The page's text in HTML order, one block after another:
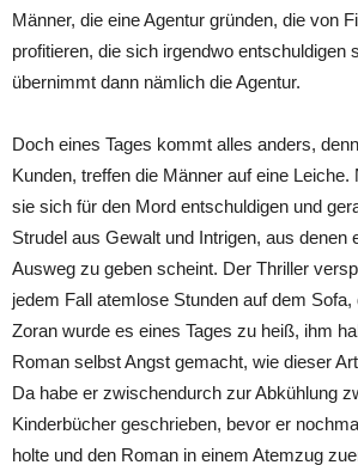
Männer, die eine Agentur gründen, die von
profitieren, die sich irgendwo entschuldigen
übernimmt dann nämlich die Agentur.
Doch eines Tages kommt alles anders,
Kunden, treffen die Männer auf eine Leiche.
sie sich für den Mord entschuldigen und
Strudel aus Gewalt und Intrigen, aus denen
Ausweg zu geben scheint. Der Thriller
jedem Fall atemlose Stunden auf dem Sofa,
Zoran wurde es eines Tages zu heiß, ihm
Roman selbst Angst gemacht, wie dieser
Da habe er zwischendurch zur Abkühlung
Kinderbücher geschrieben, bevor er
holte und den Roman in einem Atemzug